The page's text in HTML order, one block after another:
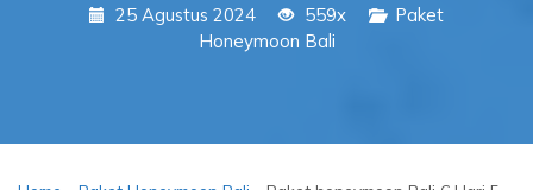
25 Agustus 2024 559x
Paket
Honeymoon Bali